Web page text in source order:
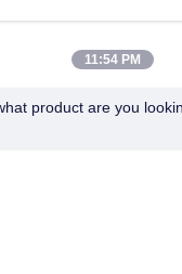
Ζητήστε
11:54 PM
product are you